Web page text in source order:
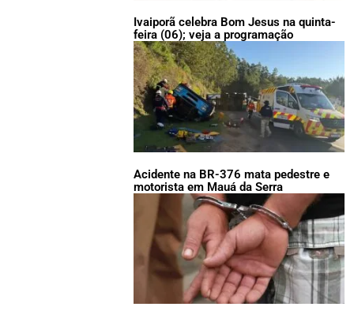
Ivaiporã celebra Bom Jesus na quinta-
feira (06); veja a programação
Acidente na BR-376 mata pedestre e
motorista em Mauá da Serra